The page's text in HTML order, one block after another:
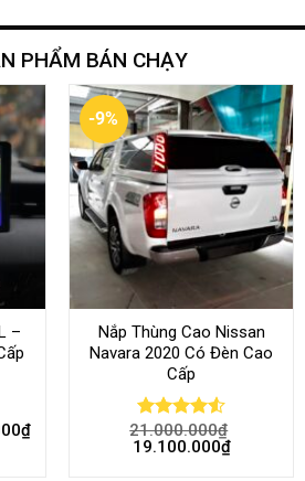
PHẨM BÁN CHẠY
–
₫
-9%
Nắp Thùng Cao Nissan
Navara 2020 Có Đèn Cao
Cấp
Rated4.52
out of 5
21.000.000₫
19.100.000₫